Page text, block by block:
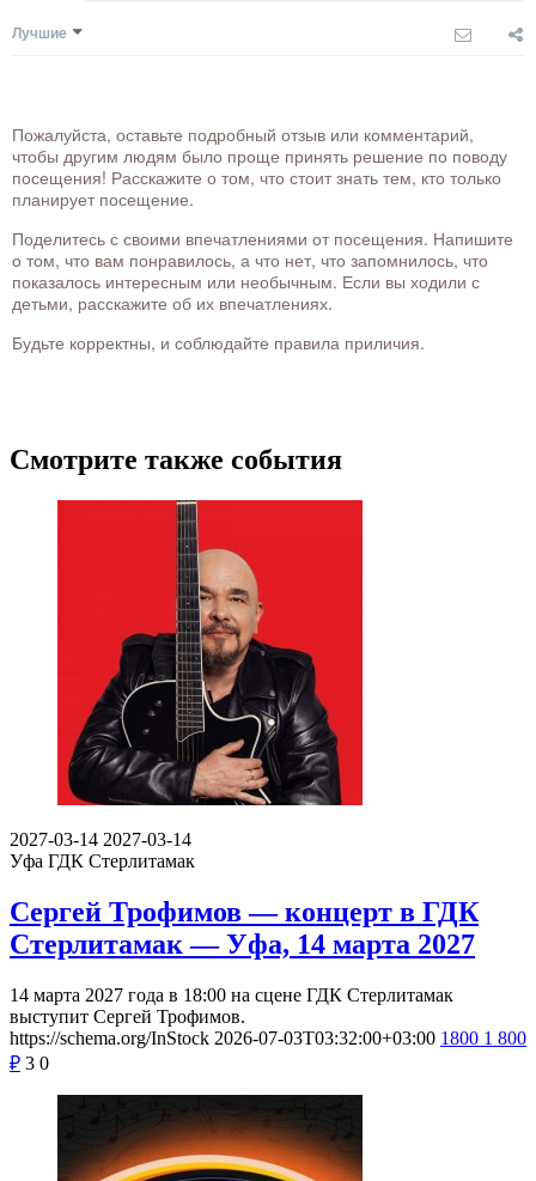
Лучшие
Пожалуйста, оставьте подробный отзыв или комментарий,
чтобы другим людям было проще принять решение по поводу
посещения! Расскажите о том, что стоит знать тем, кто только
планирует посещение.
Поделитесь с своими впечатлениями от посещения. Напишите
о том, что вам понравилось, а что нет, что запомнилось, что
показалось интересным или необычным. Если вы ходили с
детьми, расскажите об их впечатлениях.
Будьте корректны, и соблюдайте правила приличия.
Смотрите также события
2027-03-14 2027-03-14
Уфа ГДК Стерлитамак
Сергей Трофимов — концерт в ГДК
Стерлитамак — Уфа, 14 марта 2027
14 марта 2027 года в 18:00 на сцене ГДК Стерлитамак
выступит Сергей Трофимов.
https://schema.org/InStock 2026-07-03T03:32:00+03:00 1800 1 800
₽ 3 0